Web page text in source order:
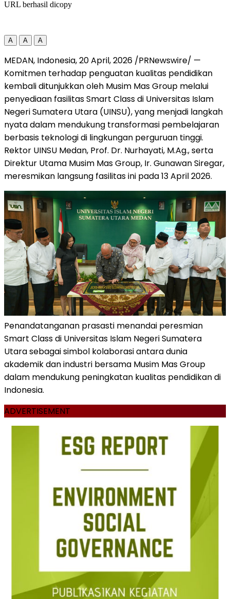
URL berhasil dicopy
A A A
MEDAN, Indonesia,20 April, 2026 /PRNewswire/ —
Komitmen terhadap penguatan kualitas pendidikan
kembali ditunjukkan oleh Musim Mas Group melalui
penyediaan fasilitas Smart Class di Universitas Islam
Negeri Sumatera Utara (UINSU), yang menjadi langkah
nyata dalam mendukung transformasi pembelajaran
berbasis teknologi di lingkungan perguruan tinggi.
Rektor UINSU Medan, Prof. Dr. Nurhayati, M.Ag., serta
Direktur Utama Musim Mas Group, Ir. Gunawan Siregar,
meresmikan langsung fasilitas ini pada 13 April 2026.
Penandatanganan prasasti menandai peresmian
Smart Class di Universitas Islam Negeri Sumatera
Utara sebagai simbol kolaborasi antara dunia
akademik dan industri bersama Musim Mas Group
dalam mendukung peningkatan kualitas pendidikan di
Indonesia.
ADVERTISEMENT